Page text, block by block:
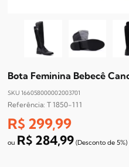
Bota Feminina Bebecê
SKU 166058000002003701
T 1850-111
R$ 299,99
R$ 284,99 (Desconto de 5%)